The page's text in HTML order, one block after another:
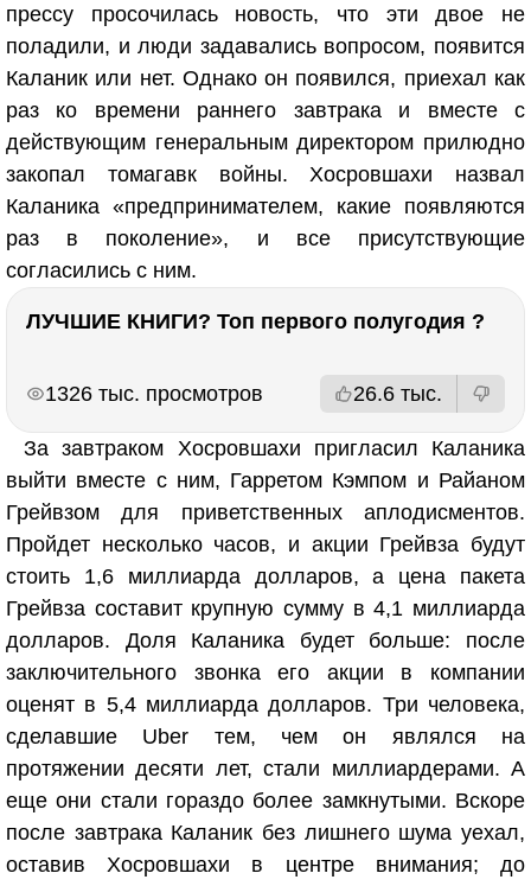
прессу просочилась новость, что эти двое не
поладили, и люди задавались вопросом, появится
Каланик или нет. Однако он появился, приехал как
раз ко времени раннего завтрака и вместе с
действующим генеральным директором прилюдно
закопал томагавк войны. Хосровшахи назвал
Каланика «предпринимателем, какие появляются
раз в поколение», и все присутствующие
согласились с ним.
ЛУЧШИЕ КНИГИ? Топ первого полугодия ?
1326 тыс. просмотров 26.6 тыс.
За завтраком Хосровшахи пригласил Каланика
выйти вместе с ним, Гарретом Кэмпом и Райаном
Грейвзом для приветственных аплодисментов.
Пройдет несколько часов, и акции Грейвза будут
стоить 1,6 миллиарда долларов, а цена пакета
Грейвза составит крупную сумму в 4,1 миллиарда
долларов. Доля Каланика будет больше: после
заключительного звонка его акции в компании
оценят в 5,4 миллиарда долларов. Три человека,
сделавшие Uber тем, чем он являлся на
протяжении десяти лет, стали миллиардерами. А
еще они стали гораздо более замкнутыми. Вскоре
после завтрака Каланик без лишнего шума уехал,
оставив Хосровшахи в центре внимания; до